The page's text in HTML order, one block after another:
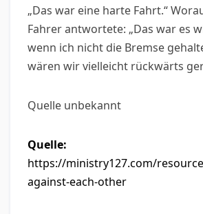
„Das war eine harte Fahrt.“
Fahrer antwortete: „Das war es
wenn ich nicht die Bremse
wären wir vielleicht rückwärts
Quelle unbekannt
Quelle:
https://ministry127.com/
against-each-other